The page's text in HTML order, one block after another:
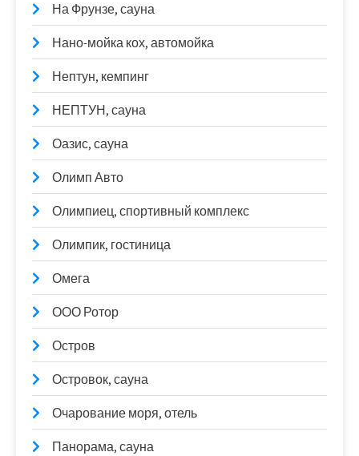
На Фрунзе, сауна
Нано-мойка кох, автомойка
Нептун, кемпинг
НЕПТУН, сауна
Оазис, сауна
Олимп Авто
Олимпиец, спортивный комплекс
Олимпик, гостиница
Омега
ООО Ротор
Остров
Островок, сауна
Очарование моря, отель
Панорама, сауна